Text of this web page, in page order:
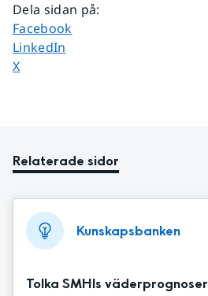
Dela sidan på:
Dela sidan på
Facebook
Dela sidan på
LinkedIn
Dela sidan på
X
Relaterade sidor
Kunskapsbanken
Tolka SMHIs väderprognoser